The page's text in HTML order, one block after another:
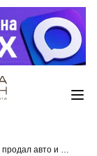
Пенсионер из Нижнекамска, боясь взлома госуслуг, продал авто и отдал деньги мошенникам